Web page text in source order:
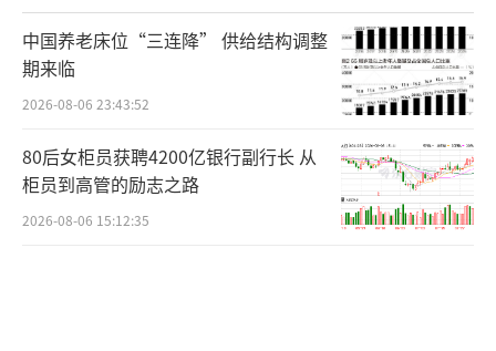
中国养老床位“三连降” 供给结构调整
期来临
2026-08-06 23:43:52
80后女柜员获聘4200亿银行副行长 从
柜员到高管的励志之路
2026-08-06 15:12:35